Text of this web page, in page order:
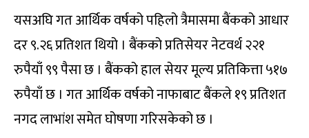
यसअघि गत आर्थिक वर्षको पहिलो त्रैमासमा बैंकको आधार
दर ९.२६ प्रतिशत थियो । बैंकको प्रतिसेयर नेटवर्थ २२१
रुपैयाँ ९९ पैसा छ । बैंकको हाल सेयर मूल्य प्रतिकित्ता ५१७
रुपैयाँ छ । गत आर्थिक वर्षको नाफाबाट बैंकले १९ प्रतिशत
नगद लाभांश समेत घोषणा गरिसकेको छ ।